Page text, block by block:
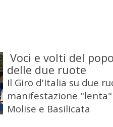
Voci e volti del
delle due ruote
Il Giro d'Italia su due
manifestazione
Molise e Basilicata